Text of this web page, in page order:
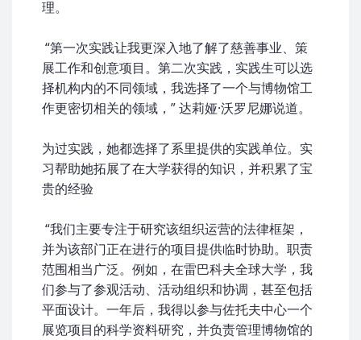
理。
“第一次实践让我更深入地了解了慈善事业、策
展工作和创意项目。第二次实践，实践生可以选
择机构内的不同领域，我选择了一个与博物馆工
作更密切相关的领域，” 达莉娅·沃罗尼娜说道。
为过实践，她都选择了系里提供的实践单位。实
习帮助她拓展了在大学获得的知识，并积累了宝
贵的经验
“我们主要专注于研究该组织运营的法律框架，
并为该部门正在进行的项目提供临时协助。职责
范围相当广泛。例如，在雷巴科夫全球大学，我
们参与了参观活动、活动组织和协调，甚至包括
平面设计。一年后，我得以参与佐托夫中心一个
展览项目的科学资料研究，并负责管理博物馆的